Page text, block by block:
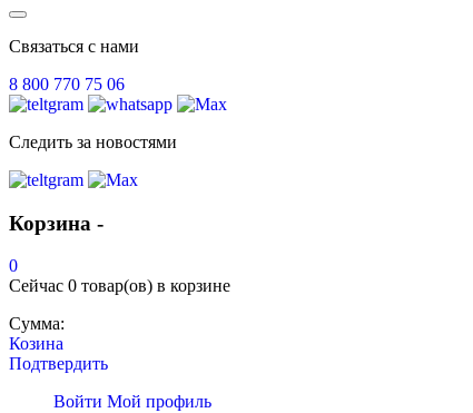
Связаться с нами
8 800 770 75 06
Следить за новостями
Корзина -
0
Сейчас 0 товар(ов) в корзине
Сумма:
Козина
Подтвердить
Войти Мой профиль